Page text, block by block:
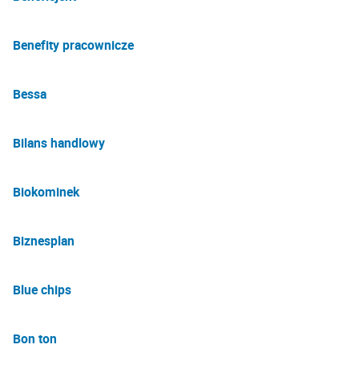
Benefity pracownicze
Bessa
Bilans handlowy
Biokominek
Biznesplan
Blue chips
Bon ton